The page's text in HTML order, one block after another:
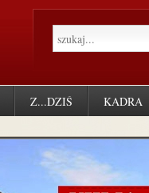
Z...DZIŚ KADRA